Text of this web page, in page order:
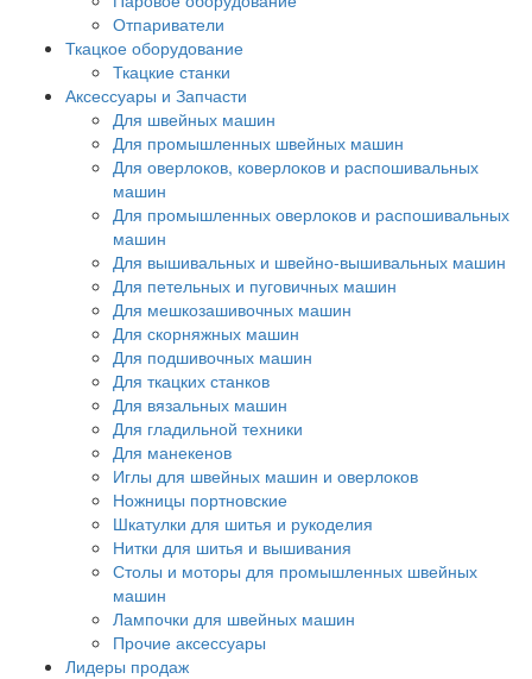
Отпариватели
Ткацкое оборудование
Ткацкие станки
Аксессуары и Запчасти
Для швейных машин
Для промышленных швейных машин
Для оверлоков, коверлоков и распошивальных
машин
Для промышленных оверлоков и распошивальных
машин
Для вышивальных и швейно-вышивальных машин
Для петельных и пуговичных машин
Для мешкозашивочных машин
Для скорняжных машин
Для подшивочных машин
Для ткацких станков
Для вязальных машин
Для гладильной техники
Для манекенов
Иглы для швейных машин и оверлоков
Ножницы портновские
Шкатулки для шитья и рукоделия
Нитки для шитья и вышивания
Столы и моторы для промышленных швейных
машин
Лампочки для швейных машин
Прочие аксессуары
Лидеры продаж